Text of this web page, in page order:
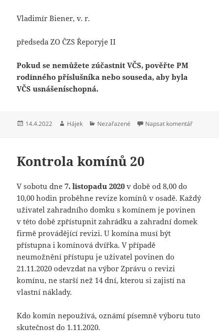
Vladimír Biener, v. r.
předseda ZO ČZS Řeporyje II
Pokud se nemůžete zúčastnit VČS, pověřte PM
rodinného příslušníka nebo souseda, aby byla
VČS usnášeníschopná.
Publikováno:
14.4.2022 Autor:
Hájek Rubriky:
Nezařazené Napsat komentářpro text s
Kontrola komínů 20
V sobotu dne7. listopadu 2020 v době od 8,00 do
10,00 hodin proběhne revize komínů v osadě. Každý
uživatel zahradního domku s komínem je povinen
v této době zpřístupnit zahrádku a zahradní domek
firmě provádějící revizi. U komína musí být
přístupna i komínová dvířka. V případě
neumožnění přístupu je uživatel povinen do
21.11.2020 odevzdat na výbor Zprávu o revizi
komínu, ne starší než 14 dní, kterou si zajistí na
vlastní náklady.
Kdo komín nepoužívá, oznámí písemně výboru tuto
skutečnost do 1.11.2020.